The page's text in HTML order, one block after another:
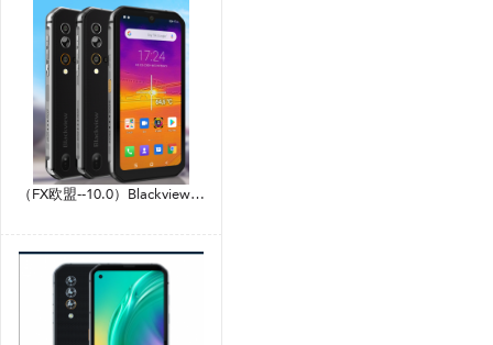
（FX欧盟--10.0）Blackview BV9900 Pro 5.84寸 灰色 8+128G 6779V/CE（P90） 2.2GHZ 八核标配